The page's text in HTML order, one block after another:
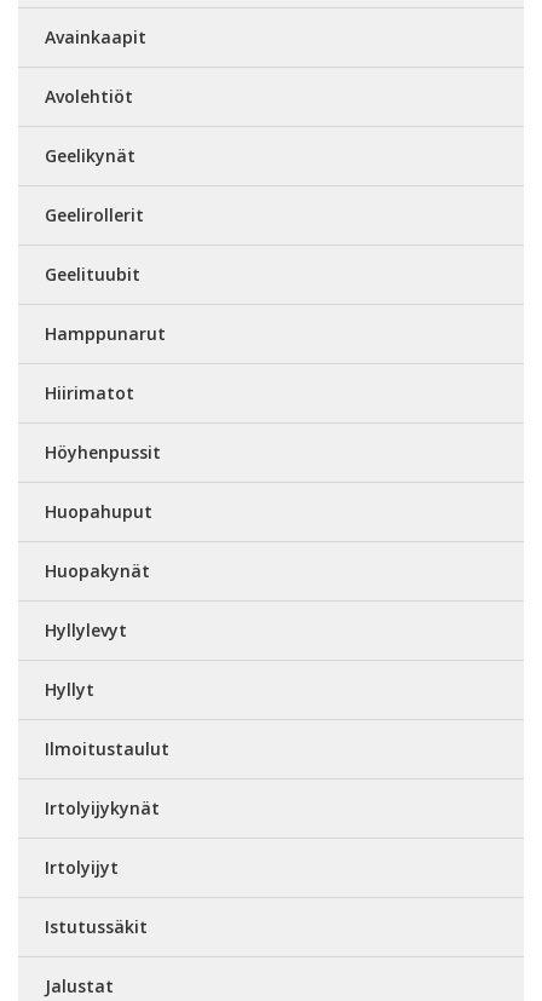
Avainkaapit
Avolehtiöt
Geelikynät
Geelirollerit
Geelituubit
Hamppunarut
Hiirimatot
Höyhenpussit
Huopahuput
Huopakynät
Hyllylevyt
Hyllyt
Ilmoitustaulut
Irtolyijykynät
Irtolyijyt
Istutussäkit
Jalustat